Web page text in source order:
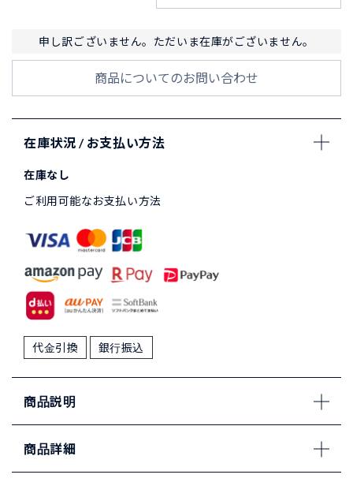
申し訳ございません。ただいま在庫がございません。
商品についてのお問い合わせ
在庫状況 / お支払い方法
在庫なし
ご利用可能なお支払い方法
代金引換 銀行振込
商品説明
商品詳細